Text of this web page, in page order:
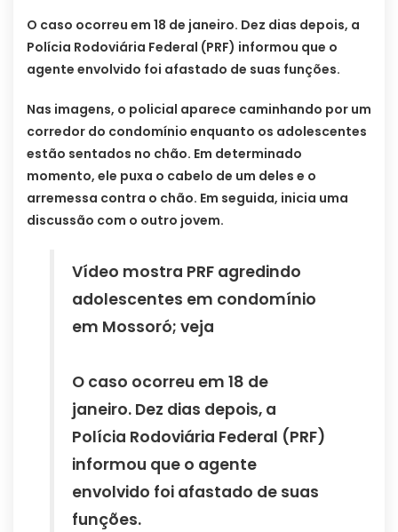
O caso ocorreu em 18 de janeiro. Dez dias depois, a
Polícia Rodoviária Federal (PRF) informou que o
agente envolvido foi afastado de suas funções.
Nas imagens, o policial aparece caminhando por um
corredor do condomínio enquanto os adolescentes
estão sentados no chão. Em determinado
momento, ele puxa o cabelo de um deles e o
arremessa contra o chão. Em seguida, inicia uma
discussão com o outro jovem.
Vídeo mostra PRF agredindo
adolescentes em condomínio
em Mossoró; veja
O caso ocorreu em 18 de
janeiro. Dez dias depois, a
Polícia Rodoviária Federal (PRF)
informou que o agente
envolvido foi afastado de suas
funções.